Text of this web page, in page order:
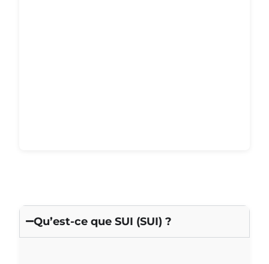
Qu’est-ce que SUI (SUI) ?